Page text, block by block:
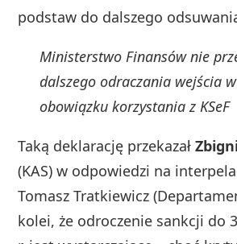
podstaw do dalszego
Ministerstwo Finansów nie
dalszego odraczania wejścia
obowiązku korzystania z KSeF
Taką deklarację przekazał
(KAS) w odpowiedzi na
Tomasz Tratkiewicz
kolei, że odroczenie sankcji do